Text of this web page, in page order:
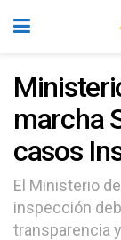
marcha
casos
El Ministerio
inspección
transparencia